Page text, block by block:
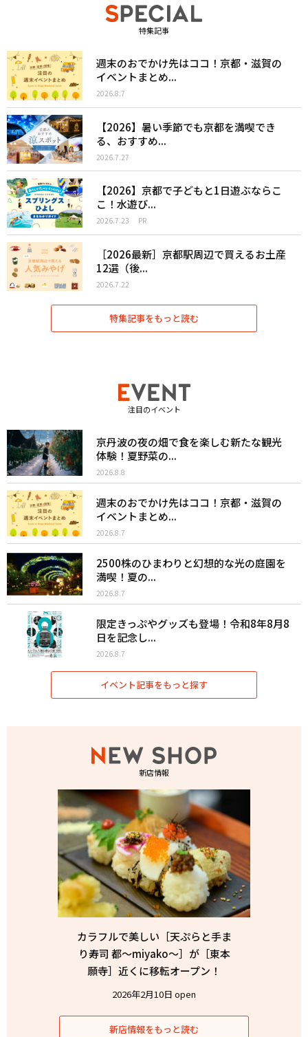
特集記事
週末のおでかけ先はココ！京都・滋賀の
イベントまとめ...
2026.8.7
【2026】暑い季節でも京都を満喫でき
る、おすすめ...
2026.7.27
【2026】京都で子どもと1日遊ぶならこ
こ！水遊び...
2026.7.23 PR
［2026最新］京都駅周辺で買えるお土産
12選（後...
2026.7.22
特集記事をもっと読む
注目のイベント
京丹波の夜の畑で食を楽しむ新たな観光
体験！夏野菜の...
2026.8.8
週末のおでかけ先はココ！京都・滋賀の
イベントまとめ...
2026.8.7
2500株のひまわりと幻想的な光の庭園を
満喫！夏の...
2026.8.7
限定きっぷやグッズも登場！令和8年8月8
日を記念し...
2026.8.7
イベント記事をもっと探す
新店情報
カラフルで美しい［天ぷらと手ま
り寿司 都〜miyako〜］が［東本
願寺］近くに移転オープン！
2026年2月10日 open
新店情報をもっと読む